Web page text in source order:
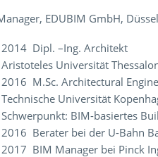
EDUBIM GmbH,
2014 Dipl. –Ing. Architekt
Aristoteles Universität
2016 M.Sc. Architectural
Technische Universität
Schwerpunkt: BIM-basiertes
2016 Berater bei der U-Bahn
2017 BIM Manager bei Pinck